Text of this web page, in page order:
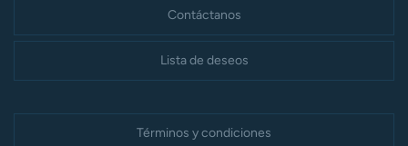
Contáctanos
Lista de deseos
Términos y condiciones